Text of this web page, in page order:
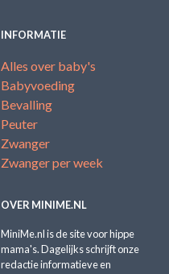
INFORMATIE
Alles over baby's
Babyvoeding
Bevalling
Peuter
Zwanger
Zwanger per week
OVER MINIME.NL
MiniMe.nl is de site voor hippe
mama's. Dagelijks schrijft onze
redactie informatieve en